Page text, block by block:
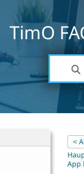
TimO
<
App